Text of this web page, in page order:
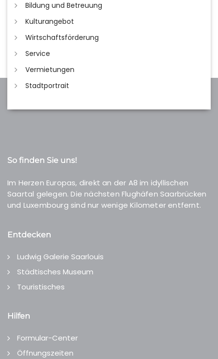
Bildung und Betreuung
Kulturangebot
Wirtschaftsförderung
Service
Vermietungen
Stadtportrait
So finden Sie uns!
Im Herzen Europas, direkt an der A8 im idyllischen
Saartal gelegen. Die nächsten Flughäfen Saarbrücken
und Luxembourg sind nur wenige Kilometer entfernt.
Entdecken
Ludwig Galerie Saarlouis
Städtisches Museum
Touristisches
Hilfen
Formular-Center
Öffnungszeiten